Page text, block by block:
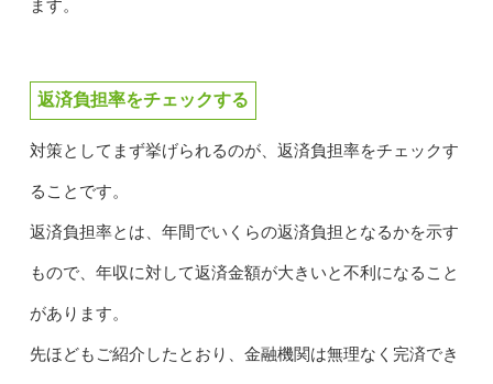
ます。
返済負担率をチェックする
対策としてまず挙げられるのが、返済負担率をチェックす
ることです。
返済負担率とは、年間でいくらの返済負担となるかを示す
もので、年収に対して返済金額が大きいと不利になること
があります。
先ほどもご紹介したとおり、金融機関は無理なく完済でき